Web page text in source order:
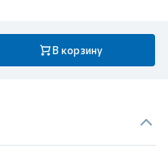
В корзину